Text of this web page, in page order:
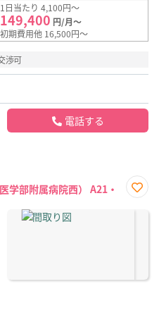
1日当たり 4,100円～
149,400 円/月～
初期費用他 16,500円～
渉可
電話する
学部附属病院西） A21・
に入